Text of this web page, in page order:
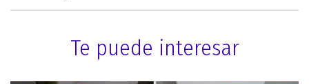
Te puede interesar